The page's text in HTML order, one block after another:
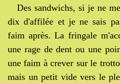
Des sandwichs, si je ne
dix d'affilée et je ne sais
faim après. La fringale
une rage de dent ou une
une faim à crever sur le
mais un petit vide vers le